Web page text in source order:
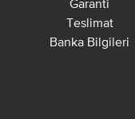
Garanti
Teslimat
Banka Bilgileri